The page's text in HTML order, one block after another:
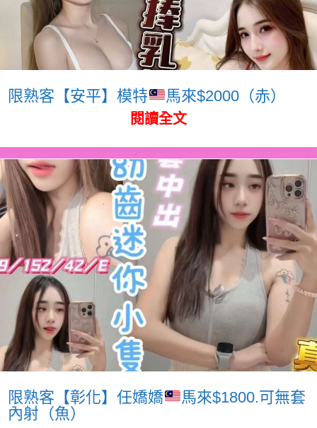
限熟客【安平】模特 馬來$2000（赤）
閱讀全文
限熟客【彰化】任嬌嬌
馬來$1800.可無套
內射（魚）